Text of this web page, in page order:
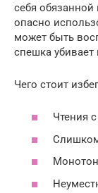
себя
опасно
может быть
спешка
Чего стоит
Чтения